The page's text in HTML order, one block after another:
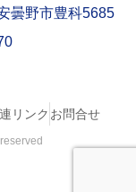
曇野市豊科5685
リンク お問合せ